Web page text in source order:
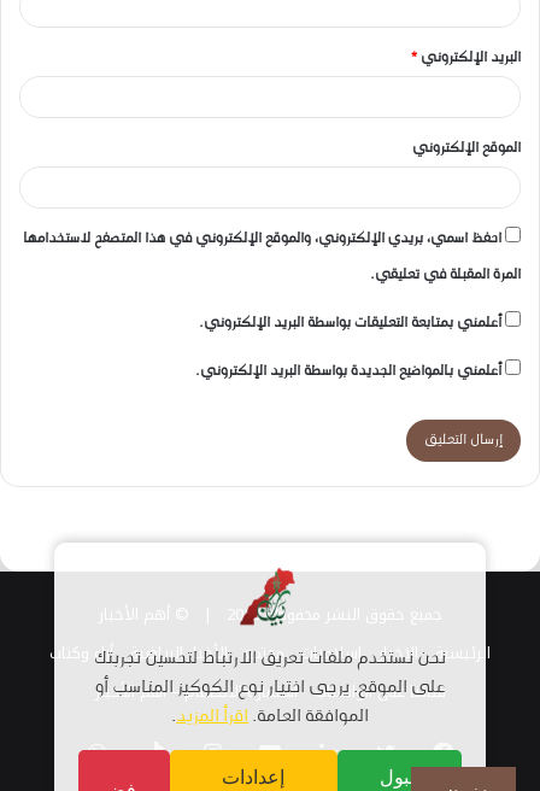
البريد الإلكتروني *
الموقع الإلكتروني
احفظ اسمي، بريدي الإلكتروني، والموقع الإلكتروني في هذا المتصفح لاستخدامها
المرة المقبلة في تعليقي.
أعلمني بمتابعة التعليقات بواسطة البريد الإلكتروني.
أعلمني بالمواضيع الجديدة بواسطة البريد الإلكتروني.
جميع حقوق النشر محفوظة 2026 |
الرئيسية
الاخبار اسلاميات مجتمع الأخبار الرياضية أراء وكتاب
قناتنا على الواتساب استمارة الانضمام – أهم الأخبار
فيسبوكتويتر لينكدإنيوتيوبانستقرامTikTokواتساب
نحن نستخدم ملفات تعريف الارتباط لتحسين تجربتك
على الموقع. يرجى اختيار نوع الكوكيز المناسب أو
الموافقة العامة.اقرأ المزيد.
قبول إعدادات